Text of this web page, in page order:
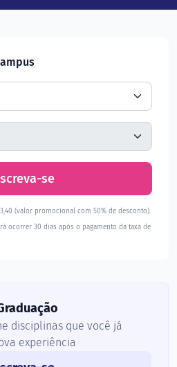
se
(valor promocional com 50% de desconto).
ocorrer 30 dias após o pagamento da taxa de
disciplinas que você já
experiência